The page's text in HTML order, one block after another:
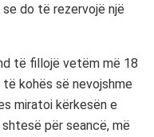
do të rezervojë një
të fillojë vetëm më 18
kohës së nevojshme
miratoi kërkesën e
për seancë, më